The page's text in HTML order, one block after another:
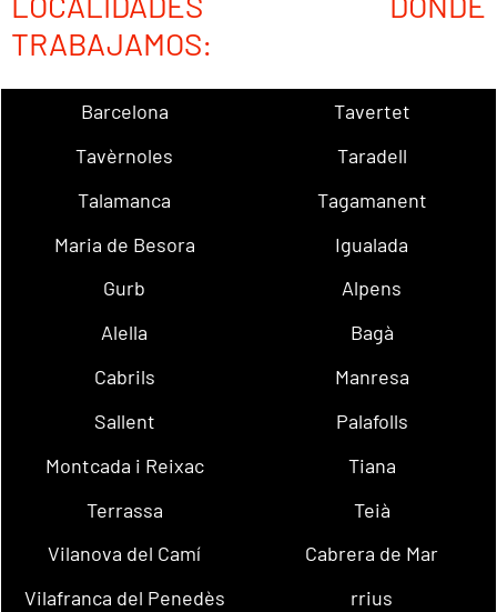
TRABAJAMOS:
Barcelona
Tavertet
Tavèrnoles
Taradell
Talamanca
Tagamanent
Maria de Besora
Igualada
Gurb
Alpens
Alella
Bagà
Cabrils
Manresa
Sallent
Palafolls
Montcada i Reixac
Tiana
Terrassa
Teià
Vilanova del Camí
Cabrera de Mar
Vilafranca del Penedès
rrius